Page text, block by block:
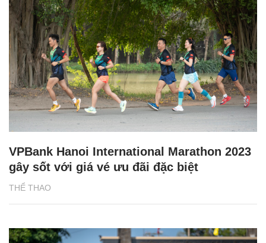
THỂ THAO
VPBank Hanoi International Marathon 2023
gây sốt với giá vé ưu đãi đặc biệt